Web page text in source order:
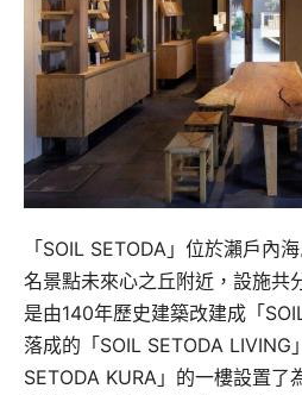
「SOIL SETODA」位於瀨戶內
名景點未來心之丘附近，設施共
是由140年歷史建築改建成「
落成的「SOIL SETODA LIVING
SETODA KURA」的一樓設置了